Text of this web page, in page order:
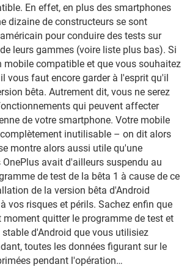
En effet, en plus des smartphones
dizaine de constructeurs se sont
pour conduire des tests sur
leurs gammes (voire liste plus bas). Si
mobile compatible et que vous souhaitez
vous faut encore garder à l'esprit qu'il
bêta. Autrement dit, vous ne serez
qui peuvent affecter
de votre smartphone. Votre mobile
inutilisable – on dit alors
montre alors aussi utile qu'une
avait d'ailleurs suspendu au
de test de la bêta 1 à cause de ce
de la version bêta d'Android
vos risques et périls. Sachez enfin que
quitter le programme de test et
stable d'Android que vous utilisiez
toutes les données figurant sur le
pendant l'opération…